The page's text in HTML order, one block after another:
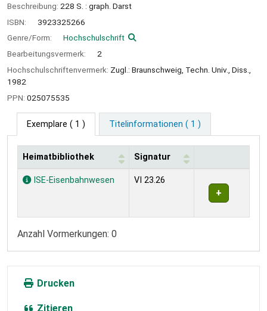
Beschreibung: 228 S. : graph. Darst
ISBN:
3923325266
Genre/Form:
Hochschulschrift
Bearbeitungsvermerk:
2
Hochschulschriftenvermerk: Zugl.: Braunschweig, Techn. Univ., Diss.,
1982
PPN: 025075535
Exemplare ( 1 ) Titelinformationen ( 1 )
Exemplare
Heimatbibliothek Signatur
ISE-Eisenbahnwesen VI 23.26
Anzahl Vormerkungen: 0
Drucken
Zitieren